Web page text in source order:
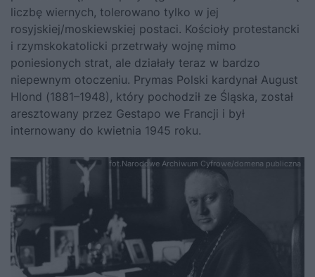
liczbę wiernych, tolerowano tylko w jej
rosyjskiej/moskiewskiej postaci. Kościoły protestancki
i rzymskokatolicki przetrwały wojnę mimo
poniesionych strat, ale działały teraz w bardzo
niepewnym otoczeniu. Prymas Polski kardynał August
Hlond (1881–1948), który pochodził ze Śląska, został
aresztowany przez Gestapo we Francji i był
internowany do kwietnia 1945 roku.
fot.Narodowe Archiwum Cyfrowe/domena publiczna